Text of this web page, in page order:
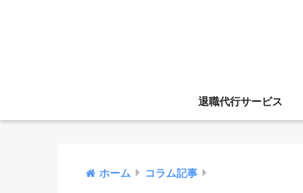
退職代行サービス
ホーム コラム記事